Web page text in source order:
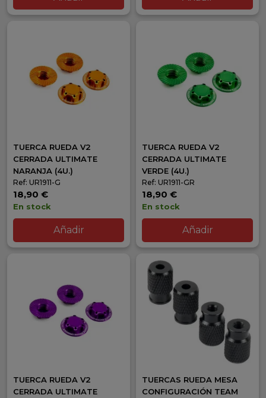
TUERCA RUEDA V2
CERRADA ULTIMATE
NARANJA (4U.)
Ref: UR1911-G
18,90 €
En stock
Añadir
TUERCA RUEDA V2
CERRADA ULTIMATE
VERDE (4U.)
Ref: UR1911-GR
18,90 €
En stock
Añadir
TUERCA RUEDA V2
CERRADA ULTIMATE
TUERCAS RUEDA MESA
CONFIGURACIÓN TEAM